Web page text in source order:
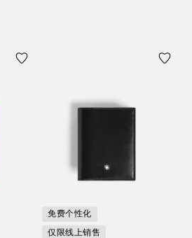
免费个性化
仅限线上销售